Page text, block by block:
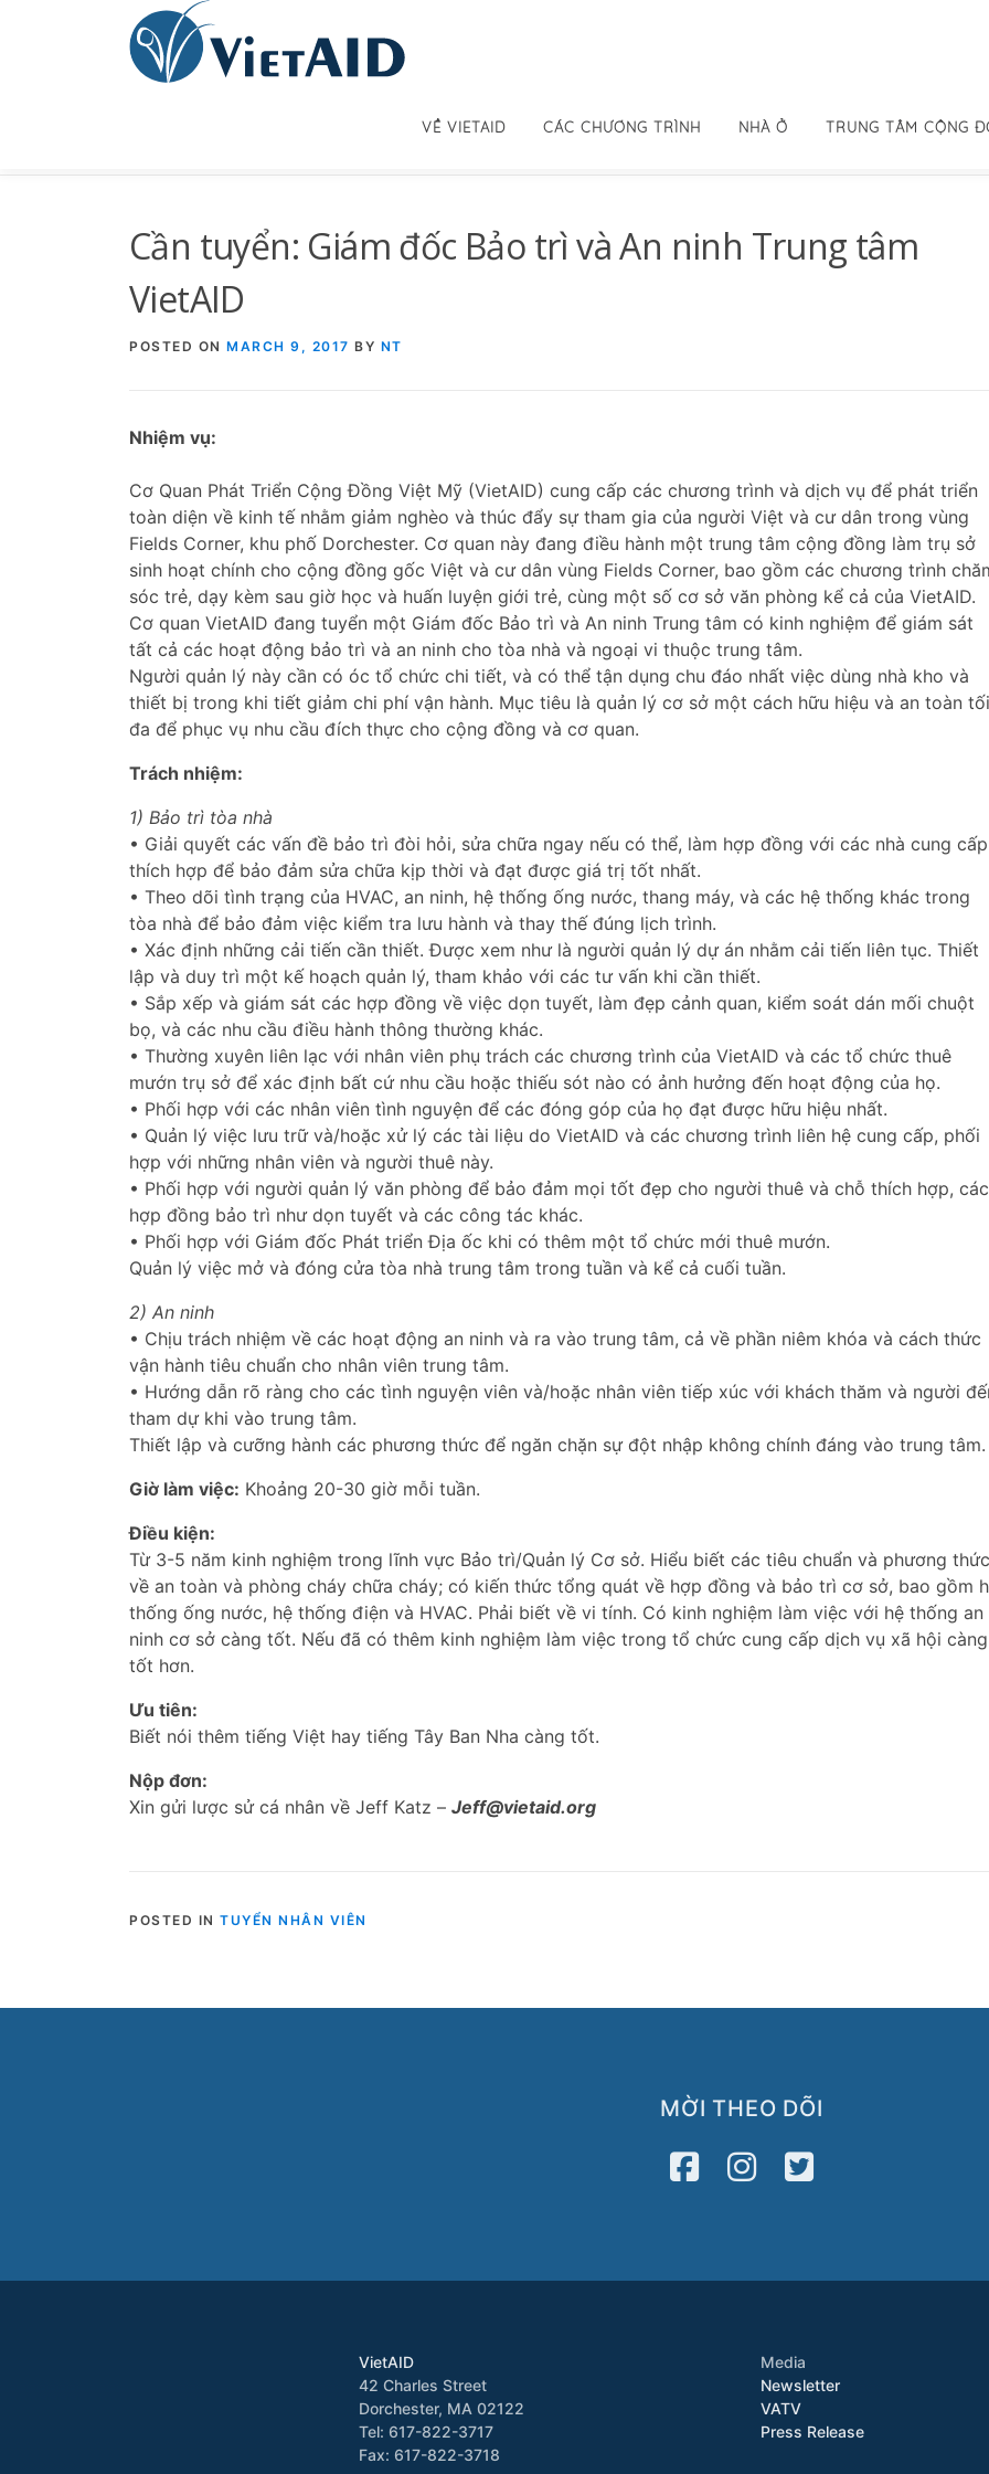
VỀ VIETAID CÁC CHƯƠNG TRÌNH NHÀ Ở TRUNG TÂM CỘNG
Cần tuyển: Giám đốc Bảo trì và An ninh Trung tâm
VietAID
POSTED ON MARCH 9, 2017 BY NT
Nhiệm vụ:
Cơ Quan Phát Triển Cộng Đồng Việt Mỹ (VietAID) cung cấp các chương trình và dịch vụ để phát triển
toàn diện về kinh tế nhằm giảm nghèo và thúc đẩy sự tham gia của người Việt và cư dân trong vùng
Fields Corner, khu phố Dorchester. Cơ quan này đang điều hành một trung tâm cộng đồng làm trụ sở
sinh hoạt chính cho cộng đồng gốc Việt và cư dân vùng Fields Corner, bao gồm các chương trình
sóc trẻ, dạy kèm sau giờ học và huấn luyện giới trẻ, cùng một số cơ sở văn phòng kể cả của VietAID.
Cơ quan VietAID đang tuyển một Giám đốc Bảo trì và An ninh Trung tâm có kinh nghiệm để giám sát
tất cả các hoạt động bảo trì và an ninh cho tòa nhà và ngoại vi thuộc trung tâm.
Người quản lý này cần có óc tổ chức chi tiết, và có thể tận dụng chu đáo nhất việc dùng nhà kho và
thiết bị trong khi tiết giảm chi phí vận hành. Mục tiêu là quản lý cơ sở một cách hữu hiệu và an toàn tối
đa để phục vụ nhu cầu đích thực cho cộng đồng và cơ quan.
Trách nhiệm:
1) Bảo trì tòa nhà
• Giải quyết các vấn đề bảo trì đòi hỏi, sửa chữa ngay nếu có thể, làm hợp đồng với các nhà cung cấp
thích hợp để bảo đảm sửa chữa kịp thời và đạt được giá trị tốt nhất.
• Theo dõi tình trạng của HVAC, an ninh, hệ thống ống nước, thang máy, và các hệ thống khác trong
tòa nhà để bảo đảm việc kiểm tra lưu hành và thay thế đúng lịch trình.
• Xác định những cải tiến cần thiết. Được xem như là người quản lý dự án nhằm cải tiến liên tục. Thiết
lập và duy trì một kế hoạch quản lý, tham khảo với các tư vấn khi cần thiết.
• Sắp xếp và giám sát các hợp đồng về việc dọn tuyết, làm đẹp cảnh quan, kiểm soát dán mối chuột
bọ, và các nhu cầu điều hành thông thường khác.
• Thường xuyên liên lạc với nhân viên phụ trách các chương trình của VietAID và các tổ chức thuê
mướn trụ sở để xác định bất cứ nhu cầu hoặc thiếu sót nào có ảnh hưởng đến hoạt động của họ.
• Phối hợp với các nhân viên tình nguyện để các đóng góp của họ đạt được hữu hiệu nhất.
• Quản lý việc lưu trữ và/hoặc xử lý các tài liệu do VietAID và các chương trình liên hệ cung cấp, phối
hợp với những nhân viên và người thuê này.
• Phối hợp với người quản lý văn phòng để bảo đảm mọi tốt đẹp cho người thuê và chỗ thích hợp, các
hợp đồng bảo trì như dọn tuyết và các công tác khác.
• Phối hợp với Giám đốc Phát triển Địa ốc khi có thêm một tổ chức mới thuê mướn.
Quản lý việc mở và đóng cửa tòa nhà trung tâm trong tuần và kể cả cuối tuần.
2) An ninh
• Chịu trách nhiệm về các hoạt động an ninh và ra vào trung tâm, cả về phần niêm khóa và cách thức
vận hành tiêu chuẩn cho nhân viên trung tâm.
• Hướng dẫn rõ ràng cho các tình nguyện viên và/hoặc nhân viên tiếp xúc với khách thăm và người
tham dự khi vào trung tâm.
Thiết lập và cưỡng hành các phương thức để ngăn chặn sự đột nhập không chính đáng vào trung tâm.
Giờ làm việc: Khoảng 20-30 giờ mỗi tuần.
Điều kiện:
Từ 3-5 năm kinh nghiệm trong lĩnh vực Bảo trì/Quản lý Cơ sở. Hiểu biết các tiêu chuẩn và phương thức
về an toàn và phòng cháy chữa cháy; có kiến thức tổng quát về hợp đồng và bảo trì cơ sở, bao gồm
thống ống nước, hệ thống điện và HVAC. Phải biết về vi tính. Có kinh nghiệm làm việc với hệ thống an
ninh cơ sở càng tốt. Nếu đã có thêm kinh nghiệm làm việc trong tổ chức cung cấp dịch vụ xã hội càng
tốt hơn.
Ưu tiên:
Biết nói thêm tiếng Việt hay tiếng Tây Ban Nha càng tốt.
Nộp đơn:
Xin gửi lược sử cá nhân về Jeff Katz – Jeff@vietaid.org
POSTED IN TUYỂN NHÂN VIÊN
MỜI THEO DÕI
VietAID
42 Charles Street
Dorchester, MA 02122
Tel: 617-822-3717
Fax: 617-822-3718
Media
Newsletter
VATV
Press Release